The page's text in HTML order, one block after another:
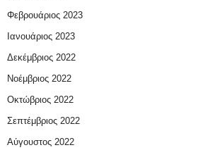
Φεβρουάριος 2023
Ιανουάριος 2023
Δεκέμβριος 2022
Νοέμβριος 2022
Οκτώβριος 2022
Σεπτέμβριος 2022
Αύγουστος 2022